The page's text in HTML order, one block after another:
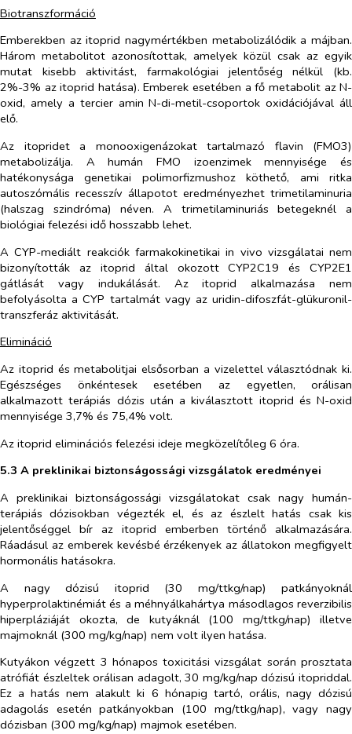
Biotranszformáció
Emberekben az itoprid nagymértékben metabolizálódik a májban.
Három metabolitot azonosítottak, amelyek közül csak az egyik
mutat kisebb aktivitást, farmakológiai jelentőség nélkül (kb.
2%-3% az itoprid hatása). Emberek esetében a fő metabolit az N-
oxid, amely a tercier amin N-di-metil-csoportok oxidációjával áll
elő.
Az itopridet a monooxigenázokat tartalmazó flavin (FMO3)
metabolizálja. A humán FMO izoenzimek mennyisége és
hatékonysága genetikai polimorfizmushoz köthető, ami ritka
autoszómális recesszív állapotot eredményezhet trimetilaminuria
(halszag szindróma) néven. A trimetilaminuriás betegeknél a
biológiai felezési idő hosszabb lehet.
A CYP-mediált reakciók farmakokinetikai in vivo vizsgálatai nem
bizonyították az itoprid által okozott CYP2C19 és CYP2E1
gátlását vagy indukálását. Az itoprid alkalmazása nem
befolyásolta a CYP tartalmát vagy az uridin-difoszfát-glükuronil-
transzferáz aktivitását.
Elimináció
Az itoprid és metabolitjai elsősorban a vizelettel választódnak ki.
Egészséges önkéntesek esetében az egyetlen, orálisan
alkalmazott terápiás dózis után a kiválasztott itoprid és N-oxid
mennyisége 3,7% és 75,4% volt.
Az itoprid eliminációs felezési ideje megközelítőleg 6 óra.
5.3 A preklinikai biztonságossági vizsgálatok eredményei
A preklinikai biztonságossági vizsgálatokat csak nagy humán-
terápiás dózisokban végezték el, és az észlelt hatás csak kis
jelentőséggel bír az itoprid emberben történő alkalmazására.
Ráadásul az emberek kevésbé érzékenyek az állatokon megfigyelt
hormonális hatásokra.
A nagy dózisú itoprid (30 mg/ttkg/nap) patkányoknál
hyperprolaktinémiát és a méhnyálkahártya másodlagos reverzibilis
hiperpláziáját okozta, de kutyáknál (100 mg/ttkg/nap) illetve
majmoknál (300 mg/kg/nap) nem volt ilyen hatása.
Kutyákon végzett 3 hónapos toxicitási vizsgálat során prosztata
atrófiát észleltek orálisan adagolt, 30 mg/kg/nap dózisú itopriddal.
Ez a hatás nem alakult ki 6 hónapig tartó, orális, nagy dózisú
adagolás esetén patkányokban (100 mg/ttkg/nap), vagy nagy
dózisban (300 mg/kg/nap) majmok esetében.